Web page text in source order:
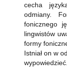
cecha
odmiany.
fonicznego
lingwistów
formy
Istniał on w